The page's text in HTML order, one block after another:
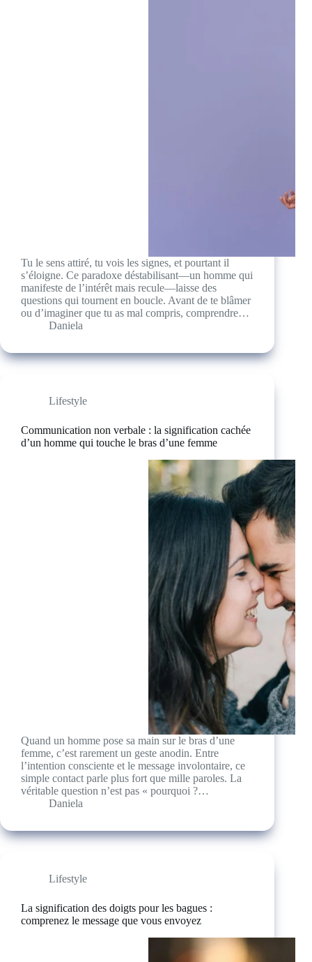
Tu le sens attiré, tu vois les signes, et pourtant il
s’éloigne. Ce paradoxe déstabilisant—un homme qui
manifeste de l’intérêt mais recule—laisse des
questions qui tournent en boucle. Avant de te blâmer
ou d’imaginer que tu as mal compris, comprendre…
Daniela
Lifestyle
Communication non verbale : la signification cachée
d’un homme qui touche le bras d’une femme
Quand un homme pose sa main sur le bras d’une
femme, c’est rarement un geste anodin. Entre
l’intention consciente et le message involontaire, ce
simple contact parle plus fort que mille paroles. La
véritable question n’est pas « pourquoi ?…
Daniela
Lifestyle
La signification des doigts pour les bagues :
comprenez le message que vous envoyez